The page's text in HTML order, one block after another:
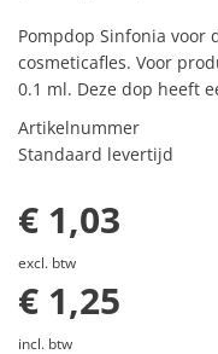
Pompdop Sinfonia voor
cosmeticafles. Voor
0.1 ml. Deze dop heeft
Artikelnummer
Standaard levertijd
€ 1,03
excl. btw
€ 1,25
incl. btw